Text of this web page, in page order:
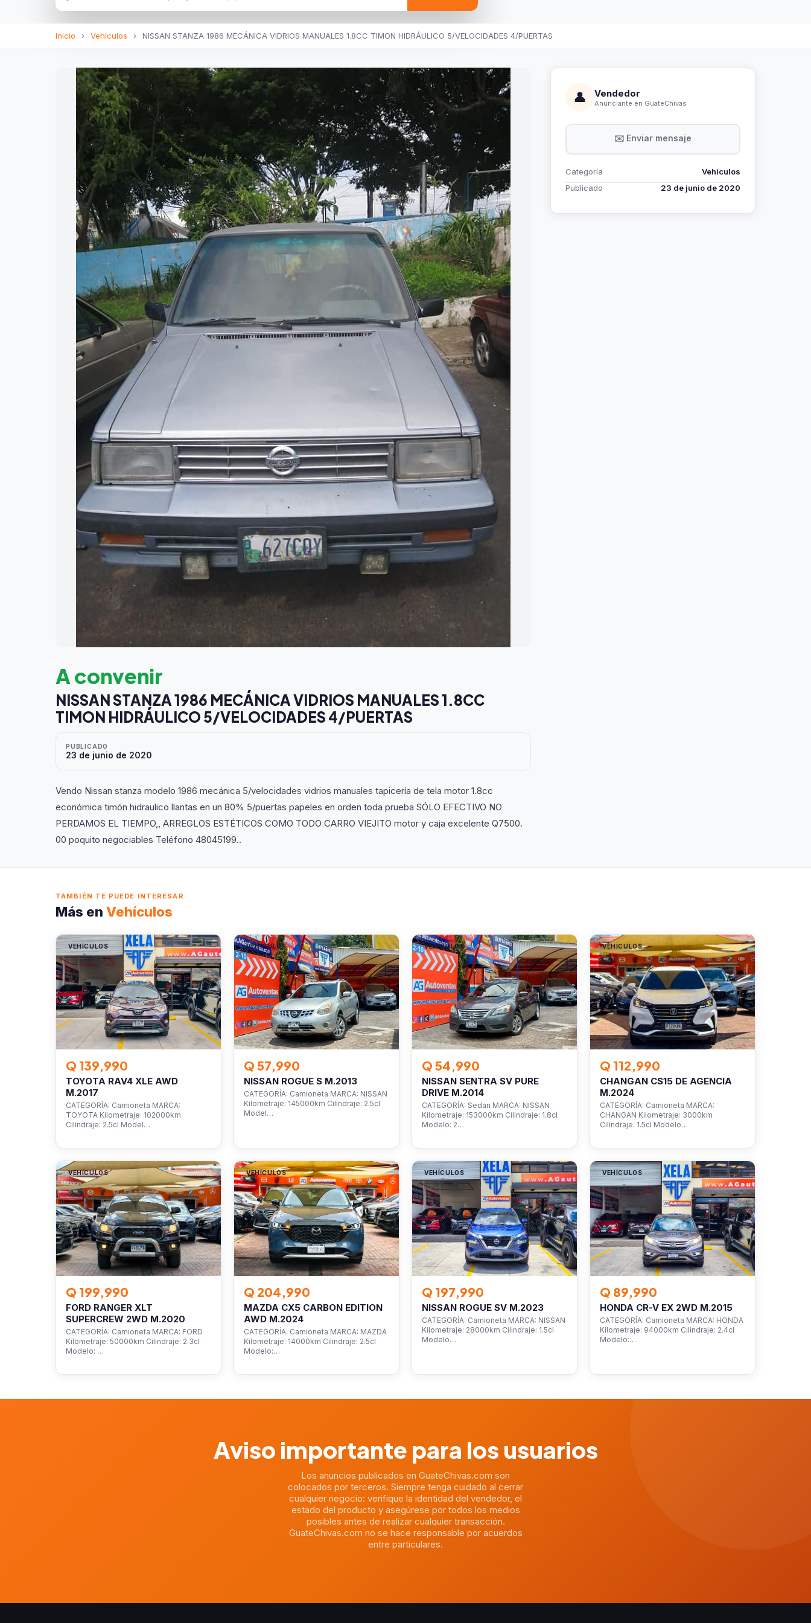
Inicio › Vehículos › NISSAN STANZA 1986 MECÁNICA VIDRIOS MANUALES 1.8CC TIMON HIDRÁULICO 5/VELOCIDADES 4/PUERTAS
A convenir
NISSAN STANZA 1986 MECÁNICA VIDRIOS MANUALES 1.8CC
TIMON HIDRÁULICO 5/VELOCIDADES 4/PUERTAS
PUBLICADO
23 de junio de 2020
Vendo Nissan stanza modelo 1986 mecánica 5/velocidades vidrios manuales tapicería de tela motor 1.8cc
económica timón hidraulico llantas en un 80% 5/puertas papeles en orden toda prueba SÓLO EFECTIVO NO
PERDAMOS EL TIEMPO,, ARREGLOS ESTÉTICOS COMO TODO CARRO VIEJITO motor y caja excelente Q7500.
00 poquito negociables Teléfono 48045199..
👤 Vendedor
Anunciante en GuateChivas
✉️ Enviar mensaje
Categoría
Vehículos
Publicado
23 de junio de 2020
TAMBIÉN TE PUEDE INTERESAR
Más en Vehículos
VEHÍCULOS
Q 139,990
TOYOTA RAV4 XLE AWD
M.2017
CATEGORÍA: Camioneta MARCA:
TOYOTA Kilometraje: 102000km
Cilindraje: 2.5cl Model…
VEHÍCULOS
Q 57,990
NISSAN ROGUE S M.2013
CATEGORÍA: Camioneta MARCA: NISSAN
Kilometraje: 145000km Cilindraje: 2.5cl
Model…
VEHÍCULOS
Q 54,990
NISSAN SENTRA SV PURE
DRIVE M.2014
CATEGORÍA: Sedan MARCA: NISSAN
Kilometraje: 153000km Cilindraje: 1.8cl
Modelo: 2…
VEHÍCULOS
Q 112,990
CHANGAN CS15 DE AGENCIA
M.2024
CATEGORÍA: Camioneta MARCA:
CHANGAN Kilometraje: 3000km
Cilindraje: 1.5cl Modelo…
VEHÍCULOS
Q 199,990
FORD RANGER XLT
SUPERCREW 2WD M.2020
CATEGORÍA: Camioneta MARCA: FORD
Kilometraje: 50000km Cilindraje: 2.3cl
Modelo: …
VEHÍCULOS
Q 204,990
MAZDA CX5 CARBON EDITION
AWD M.2024
CATEGORÍA: Camioneta MARCA: MAZDA
Kilometraje: 14000km Cilindraje: 2.5cl
Modelo:…
VEHÍCULOS
Q 197,990
NISSAN ROGUE SV M.2023
CATEGORÍA: Camioneta MARCA: NISSAN
Kilometraje: 28000km Cilindraje: 1.5cl
Modelo…
VEHÍCULOS
Q 89,990
HONDA CR-V EX 2WD M.2015
CATEGORÍA: Camioneta MARCA: HONDA
Kilometraje: 94000km Cilindraje: 2.4cl
Modelo:…
Aviso importante para los usuarios
Los anuncios publicados en GuateChivas.com son
colocados por terceros. Siempre tenga cuidado al cerrar
cualquier negocio: verifique la identidad del vendedor, el
estado del producto y asegúrese por todos los medios
posibles antes de realizar cualquier transacción.
GuateChivas.com no se hace responsable por acuerdos
entre particulares.